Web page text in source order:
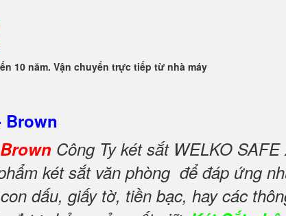
10 năm. Vận chuyển trực tiếp từ nhà máy
Brown
Công Ty két sắt WELKO SAFE
két sắt văn phòng để đáp ứng
dấu, giấy tờ, tiền bạc, hay các